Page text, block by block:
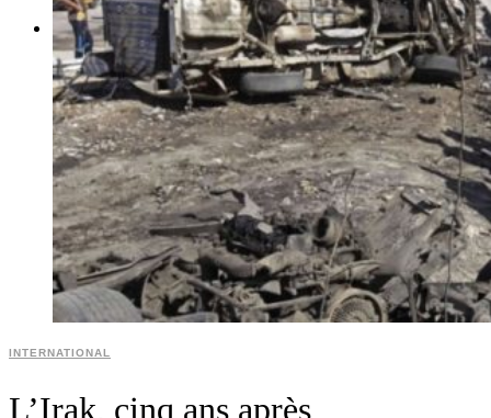
MULTIMÉDIAS
INTERNATIONAL
L’Irak, cinq ans après